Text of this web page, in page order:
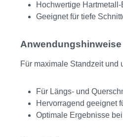
Hochwertige
Geeignet für tiefe
Für maximale Standzeit und
Für Längs- und
Hervorragend geeignet
Optimale Ergebnisse